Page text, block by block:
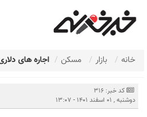
خانه بازار مسکن اجاره های
کد خبر: 316
دوشنبه , 01 اسفند 1401 - 13:07